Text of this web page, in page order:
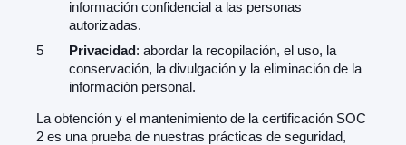
información confidencial a las personas
autorizadas.
Privacidad: abordar la recopilación, el uso, la
conservación, la divulgación y la eliminación de la
información personal.
La obtención y el mantenimiento de la certificación SOC
2 es una prueba de nuestras prácticas de seguridad,